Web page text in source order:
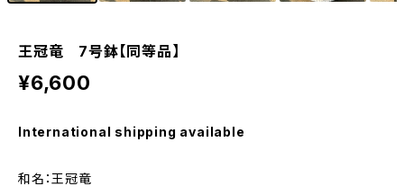
王冠竜 7号鉢【同等品】
¥6,600
International shipping available
和名：王冠竜